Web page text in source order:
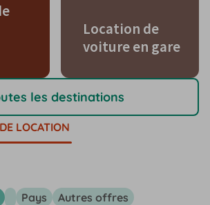
Location de
voiture en gare
les destinations
LOCATION
Pays Autres offres